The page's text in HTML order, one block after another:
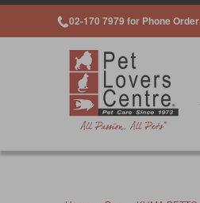
02-170 7979 for Phone Order